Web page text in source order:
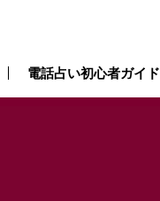
電話占い初心者ガイド